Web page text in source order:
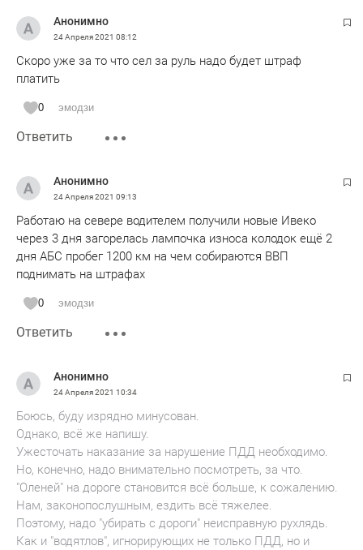
Анонимно
24 Апреля 2021 08:12
Скоро уже за то что сел за руль надо будет штраф
платить
0 эмодзи
Ответить
Анонимно
24 Апреля 2021 09:13
Работаю на севере водителем получили новые Ивеко
через 3 дня загорелась лампочка износа колодок ещё 2
дня АБС пробег 1200 км на чем собираются ВВП
поднимать на штрафах
0 эмодзи
Ответить
Анонимно
24 Апреля 2021 10:34
Боюсь, буду изрядно минусован.
Однако, всё же напишу.
Ужесточать наказание за нарушение ПДД необходимо.
Но, конечно, надо внимательно посмотреть, за что.
"Оленей" на дороге становится всё больше, к сожалению.
Нам, законопослушным, ездить всё тяжелее.
Поэтому, надо "убирать с дороги" неисправную рухлядь.
Как и "водятлов", игнорирующих не только ПДД, но и